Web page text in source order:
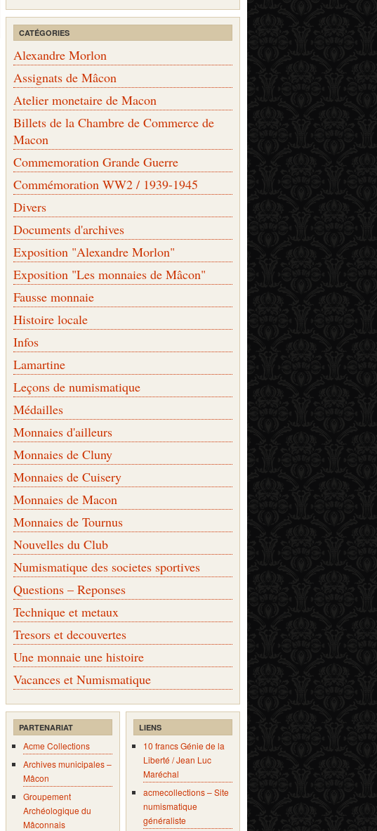
CATÉGORIES
Alexandre Morlon
Assignats de Mâcon
Atelier monetaire de Macon
Billets de la Chambre de Commerce de
Macon
Commemoration Grande Guerre
Commémoration WW2 / 1939-1945
Divers
Documents d'archives
Exposition "Alexandre Morlon"
Exposition "Les monnaies de Mâcon"
Fausse monnaie
Histoire locale
Infos
Lamartine
Leçons de numismatique
Médailles
Monnaies d'ailleurs
Monnaies de Cluny
Monnaies de Cuisery
Monnaies de Macon
Monnaies de Tournus
Nouvelles du Club
Numismatique des societes sportives
Questions – Reponses
Technique et metaux
Tresors et decouvertes
Une monnaie une histoire
Vacances et Numismatique
PARTENARIAT
Acme Collections
Archives municipales –
Mâcon
Groupement
Archéologique du
Mâconnais
LIENS
10 francs Génie de la
Liberté / Jean Luc
Maréchal
acmecollections – Site
numismatique
généraliste